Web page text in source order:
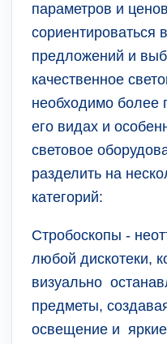
параметров и
сориентироваться
предложений и
качественное
необходимо более
его видах и
световое
разделить на
категорий:
Стробоскопы -
любой дискотеки,
визуально
предметы,
освещение и